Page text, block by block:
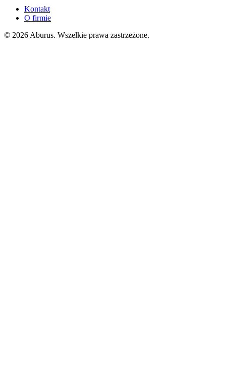
Kontakt
O firmie
© 2026 Aburus. Wszelkie prawa zastrzeżone.